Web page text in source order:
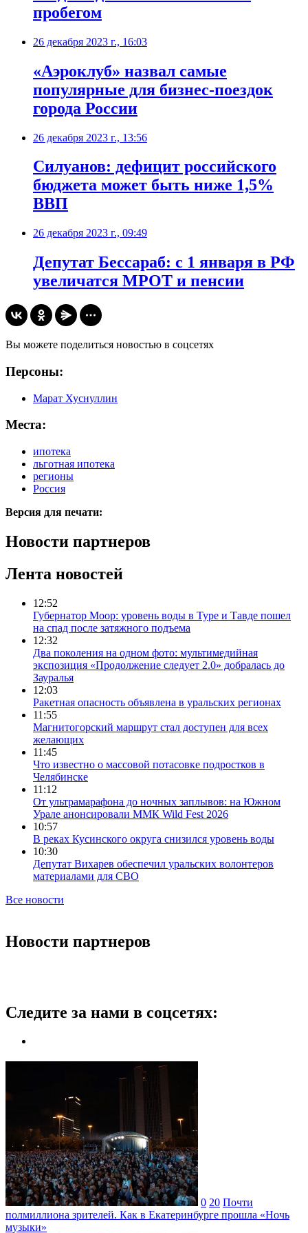
пробегом
26 декабря 2023 г., 16:03
«Аэроклуб» назвал самые
популярные для бизнес-поездок
города России
26 декабря 2023 г., 13:56
Силуанов: дефицит российского
бюджета может быть ниже 1,5%
ВВП
26 декабря 2023 г., 09:49
Депутат Бессараб: с 1 января в РФ
увеличатся МРОТ и пенсии
Вы можете поделиться новостью в соцсетях
Персоны:
Марат Хуснуллин
Места:
ипотека
льготная ипотека
регионы
Россия
Версия для печати:
Новости партнеров
Лента новостей
12:52
Губернатор Моор: уровень воды в Туре и Тавде пошел
на спад после затяжного подъема
12:32
Два поколения на одном фото: мультимедийная
экспозиция «Продолжение следует 2.0» добралась до
Зауралья
12:03
Ракетная опасность объявлена в уральских регионах
11:55
Магнитогорский маршрут стал доступен для всех
желающих
11:45
Что известно о массовой потасовке подростков в
Челябинске
11:12
От ультрамарафона до ночных заплывов: на Южном
Урале анонсировали ММК Wild Fest 2026
10:57
В реках Кусинского округа снизился уровень воды
10:30
Депутат Вихарев обеспечил уральских волонтеров
материалами для СВО
Все новости
Новости партнеров
Следите за нами в соцсетях:
0 20 Почти
полмиллиона зрителей. Как в Екатеринбурге прошла «Ночь
музыки»